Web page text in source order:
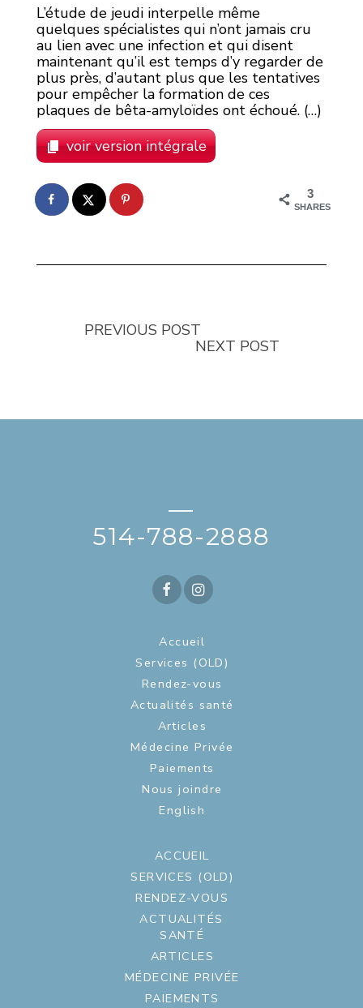
L’étude de jeudi interpelle même
quelques spécialistes qui n’ont jamais cru
au lien avec une infection et qui disent
maintenant qu’il est temps d’y regarder de
plus près, d’autant plus que les tentatives
pour empêcher la formation de ces
plaques de bêta-amyloïdes ont échoué. (…)
voir version intégrale
3
SHARES
PREVIOUS POST
NEXT POST
—
514-788-2888
Accueil
Services (OLD)
Rendez-vous
Actualités santé
Articles
Médecine Privée
Paiements
Nous joindre
English
ACCUEIL
SERVICES (OLD)
RENDEZ-VOUS
ACTUALITÉS
SANTÉ
ARTICLES
MÉDECINE PRIVÉE
PAIEMENTS